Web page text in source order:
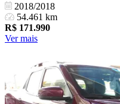
2018/2018
54.461 km
R$ 171.990
Ver mais